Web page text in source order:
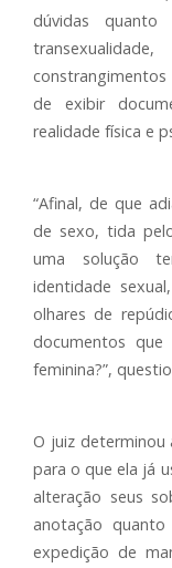
dúvidas
de exibir
realidade física e
“Afinal, de que
de sexo, tida
uma solução
identidade
olhares de
documentos que
feminina?”,
O juiz determinou
para o que ela já
alteração seus
anotação
expedição de